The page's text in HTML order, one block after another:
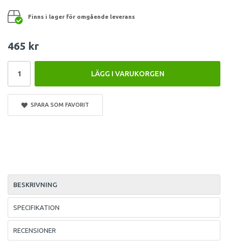
Finns i lager för omgående leverans
465 kr
LÄGG I VARUKORGEN
SPARA SOM FAVORIT
BESKRIVNING
SPECIFIKATION
RECENSIONER